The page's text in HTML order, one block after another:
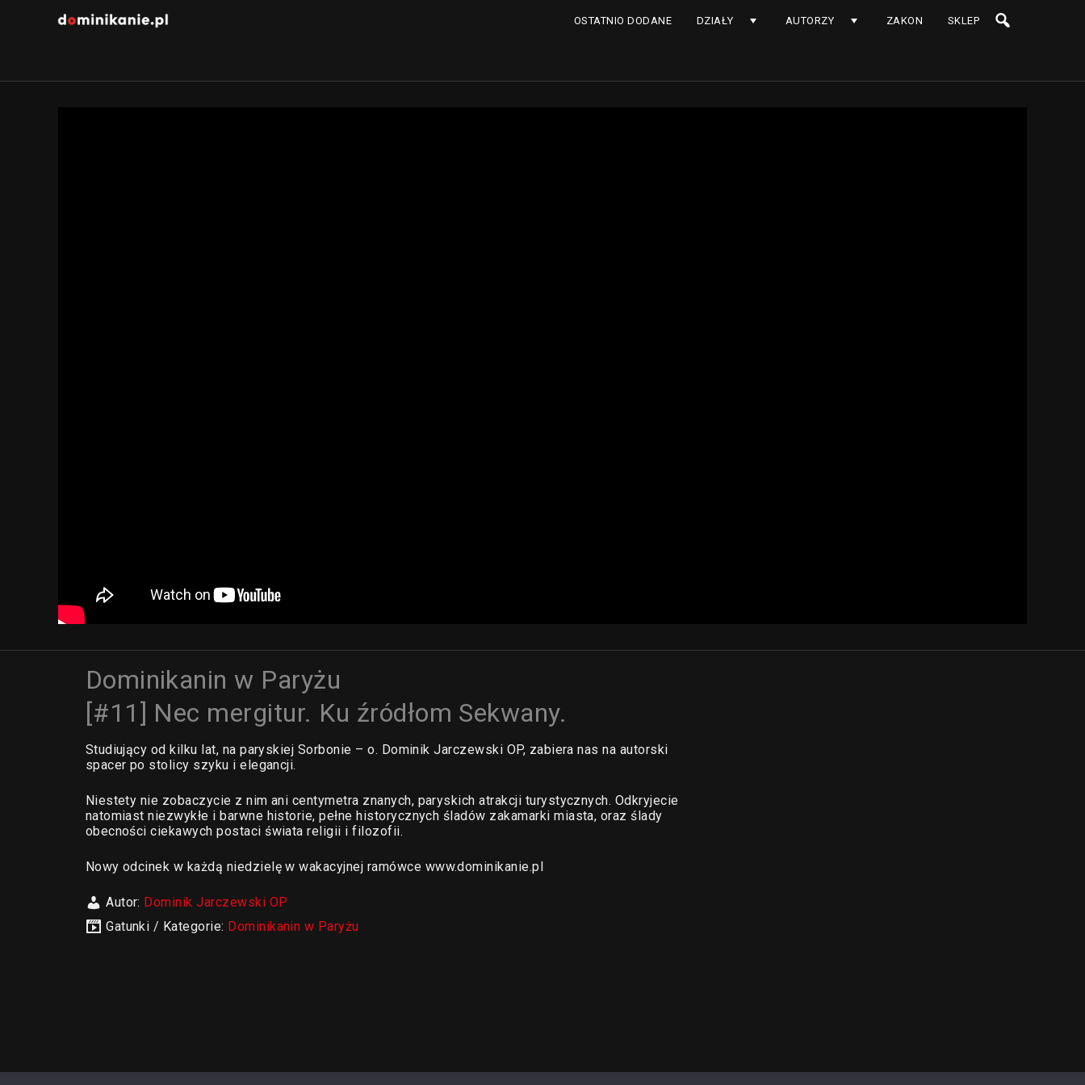
OSTATNIO DODANE DZIAŁY AUTORZY ZAKON SKLEP
Dominikanin w Paryżu
[#11] Nec mergitur. Ku źródłom Sekwany.
Studiujący od kilku lat, na paryskiej Sorbonie – o. Dominik Jarczewski OP, zabiera nas na autorski
spacer po stolicy szyku i elegancji.
Niestety nie zobaczycie z nim ani centymetra znanych, paryskich atrakcji turystycznych. Odkryjecie
natomiast niezwykłe i barwne historie, pełne historycznych śladów zakamarki miasta, oraz ślady
obecności ciekawych postaci świata religii i filozofii.
Nowy odcinek w każdą niedzielę w wakacyjnej ramówce www.dominikanie.pl
Autor: Dominik Jarczewski OP
Gatunki / Kategorie: Dominikanin w Paryżu